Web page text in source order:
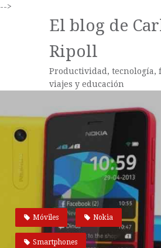
-->
El blog de
Ripoll
Productividad, tecnología,
viajes y educación
Móviles Nokia
Smartphones